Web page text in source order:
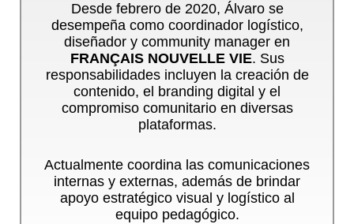
Desde febrero de 2020, Álvaro se
desempeña como coordinador logístico,
diseñador y community manager en
FRANÇAIS NOUVELLE VIE. Sus
responsabilidades incluyen la creación de
contenido, el branding digital y el
compromiso comunitario en diversas
plataformas.
Actualmente coordina las comunicaciones
internas y externas, además de brindar
apoyo estratégico visual y logístico al
equipo pedagógico.